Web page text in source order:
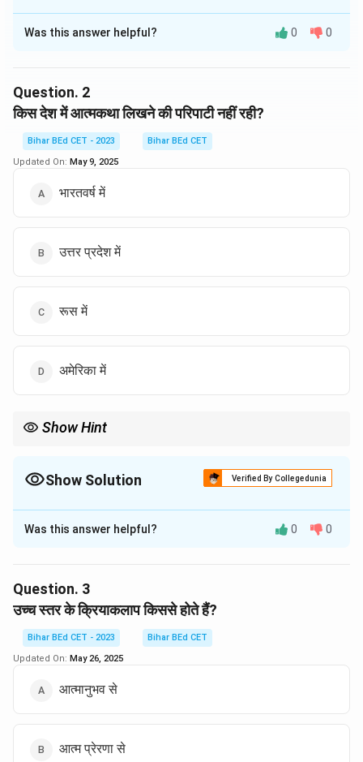
The Correct Option isC
Solution and Explanation
गया है। इसे हमारे देश में पाखण्ड माना गया है। इसलिए, सही उत्तर
"आत्मकथा को" है।
Download Solution in PDF
Was this answer helpful? 0 0
Question. 2
किस देश में आत्मकथा लिखने की परिपाटी नहीं रही?
Bihar BEd CET - 2023
Bihar BEd CET
Updated On: May 9, 2025
भारतवर्ष में
उत्तर प्रदेश में
रूस में
अमेरिका में
Show Hint
Show Solution Verified By Collegedunia
The Correct Option isA
Solution and Explanation
है। आत्मकथा की परंपरा हमारे देश में प्रचलित नहीं रही है। इसलिए,
सही उत्तर "भारतवर्ष में" है।
Download Solution in PDF
Was this answer helpful? 0 0
Question. 3
उच्च स्तर के क्रियाकलाप किससे होते हैं?
Bihar BEd CET - 2023
Bihar BEd CET
Updated On: May 26, 2025
आत्मानुभव से
आत्म प्रेरणा से